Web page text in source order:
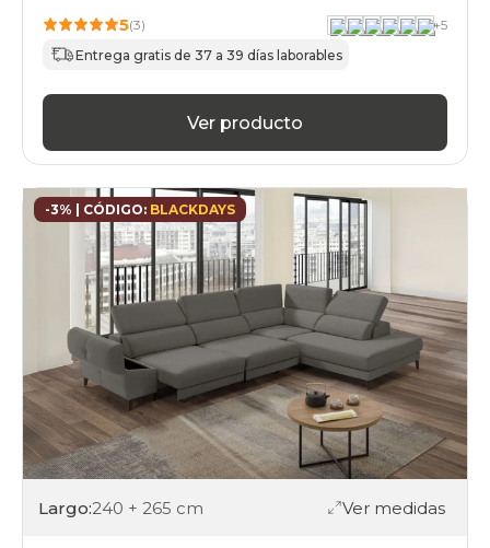
5(3) +5
Entrega gratis de 37 a 39 días laborables
Ver producto
-3% | CÓDIGO: BLACKDAYS
Largo:240 + 265 cm Ver medidas